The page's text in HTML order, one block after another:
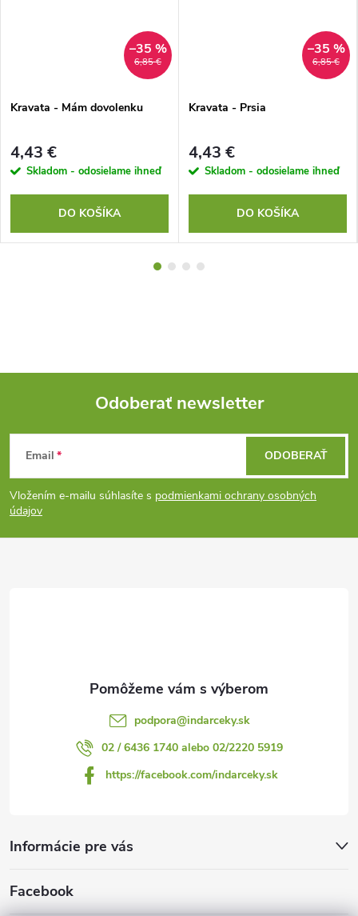
6,85 €
–35 %
Kravata - Mám dovolenku
4,43 €
Skladom - odosielame ihneď
DO KOŠÍKA
6,85 €
–35 %
Kravata - Prsia
4,43 €
Skladom - odosielame ihneď
DO KOŠÍKA
Z
á
p
Odoberať newsletter
Email
Vložením e-mailu súhlasíte s podmienkami ochrany osobných
údajov
ODOBERAŤ
podpora@indarceky.sk
02 / 6436 1740 alebo 02/2220 5919
https://facebook.com/indarceky.sk
Informácie pre vás
Facebook